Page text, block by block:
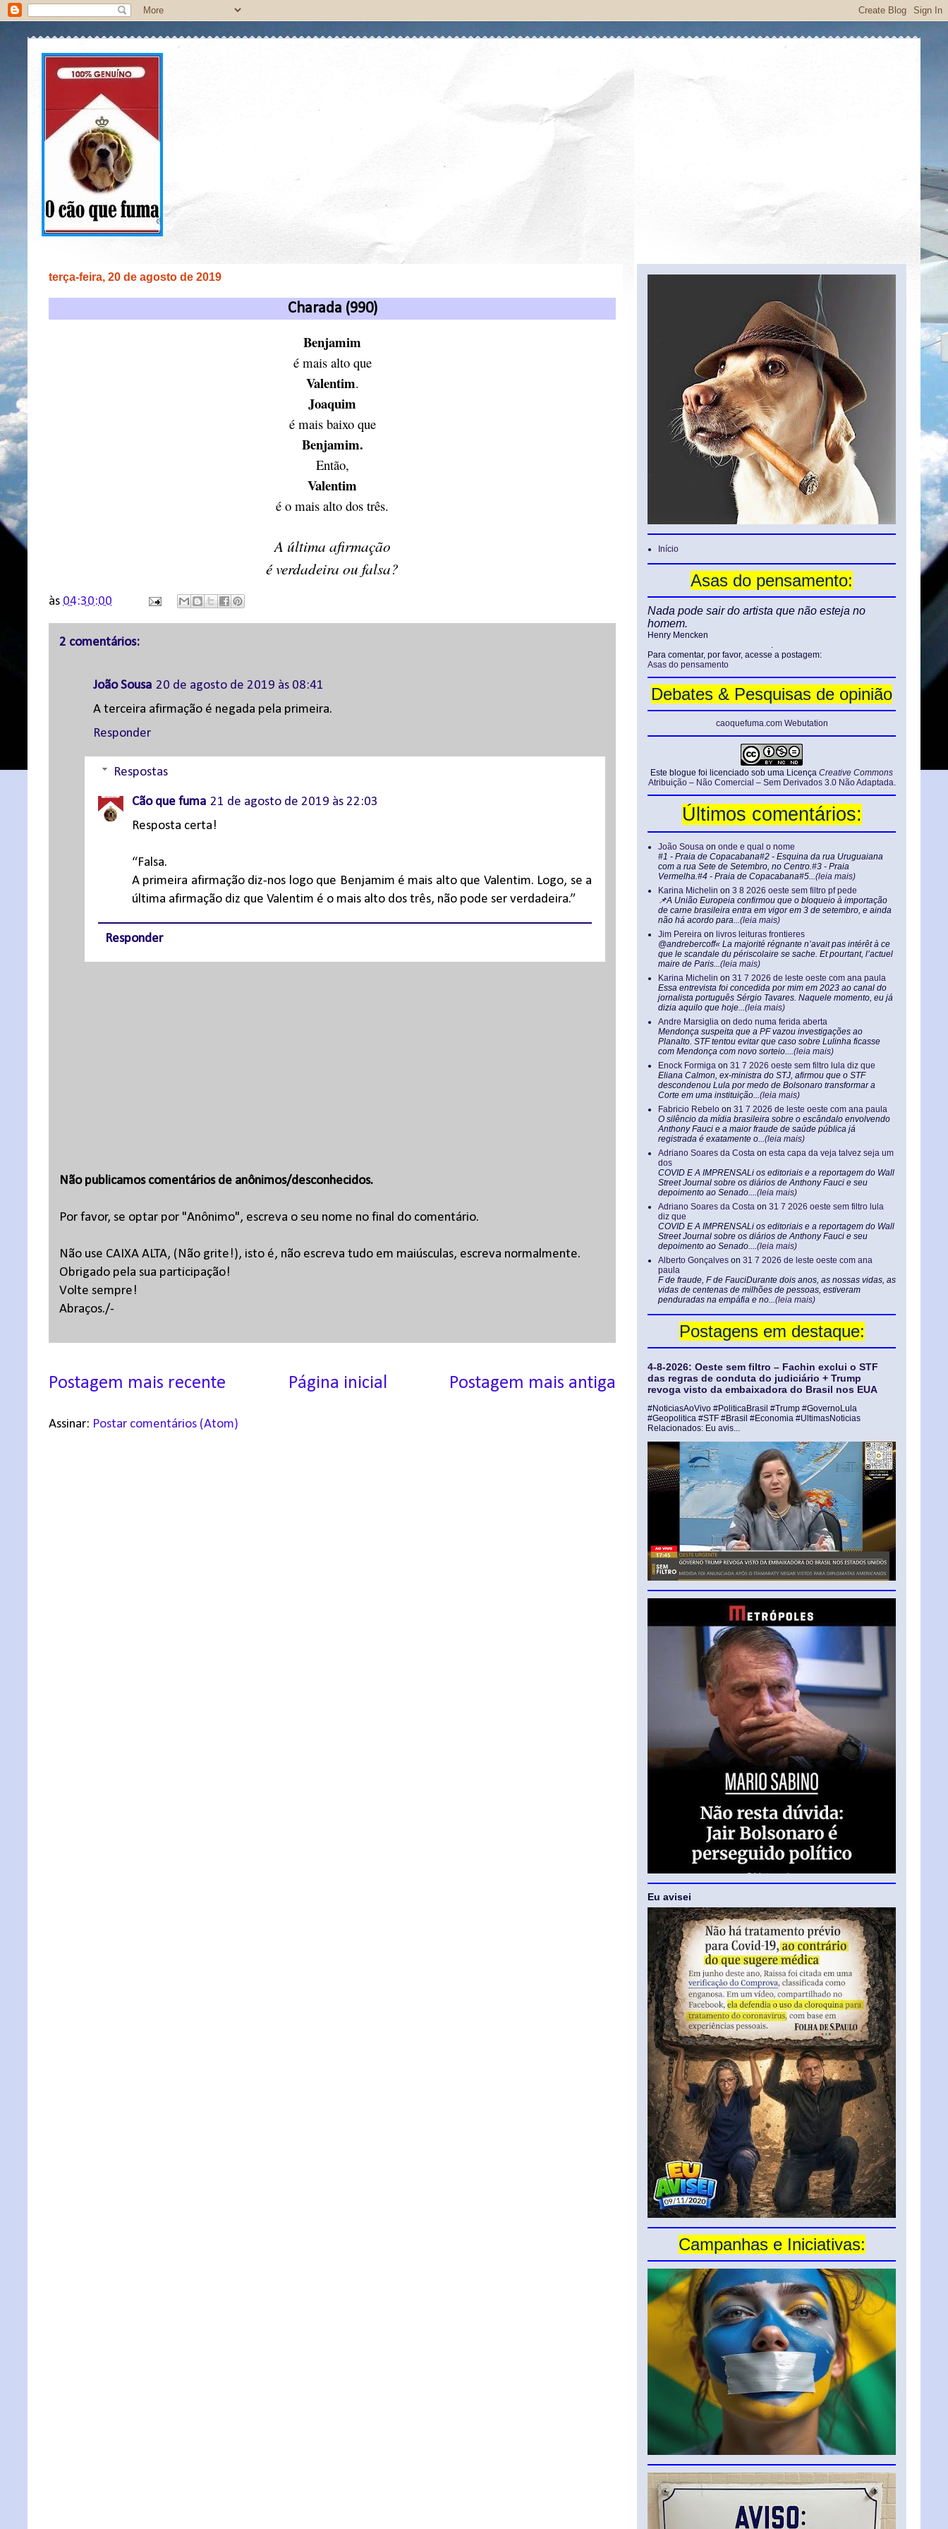
terça-feira, 20 de agosto de 2019
Charada (990)
Benjamim
é mais alto que
Valentim.
Joaquim
é mais baixo que
Benjamim.
Então,
Valentim
é o mais alto dos três.
A última afirmação
é verdadeira ou falsa?
às 04:30:00
2 comentários:
João Sousa 20 de agosto de 2019 às 08:41
A terceira afirmação é negada pela primeira.
Responder
Respostas
Cão que fuma 21 de agosto de 2019 às 22:03
Resposta certa!
“Falsa.
A primeira afirmação diz-nos logo que Benjamim é mais alto que Valentim. Logo, se a
última afirmação diz que Valentim é o mais alto dos três, não pode ser verdadeira.”
Responder
Não publicamos comentários de anônimos/desconhecidos.
Por favor, se optar por "Anônimo", escreva o seu nome no final do comentário.
Não use CAIXA ALTA, (Não grite!), isto é, não escreva tudo em maiúsculas, escreva normalmente.
Obrigado pela sua participação!
Volte sempre!
Abraços./-
Postagem mais recente Postagem mais antiga
Página inicial
Assinar: Postar comentários (Atom)
Início
Asas do pensamento:
Nada pode sair do artista que não esteja no
homem.
Henry Mencken
.
Para comentar, por favor, acesse a postagem:
Asas do pensamento
Debates & Pesquisas de opinião
caoquefuma.com Webutation
Este blogue foi licenciado sob uma Licença Creative Commons
Atribuição – Não Comercial – Sem Derivados 3.0 Não Adaptada.
Últimos comentários:
João Sousa on onde e qual o nome
#1 - Praia de Copacabana#2 - Esquina da rua Uruguaiana
com a rua Sete de Setembro, no Centro.#3 - Praia
Vermelha.#4 - Praia de Copacabana#5...(leia mais)
Karina Michelin on 3 8 2026 oeste sem filtro pf pede
📌A União Europeia confirmou que o bloqueio à importação
de carne brasileira entra em vigor em 3 de setembro, e ainda
não há acordo para...(leia mais)
Jim Pereira on livros leituras frontieres
@andrebercoff« La majorité régnante n’avait pas intérêt à ce
que le scandale du périscolaire se sache. Et pourtant, l’actuel
maire de Paris...(leia mais)
Karina Michelin on 31 7 2026 de leste oeste com ana paula
Essa entrevista foi concedida por mim em 2023 ao canal do
jornalista português Sérgio Tavares. Naquele momento, eu já
dizia aquilo que hoje...(leia mais)
Andre Marsiglia on dedo numa ferida aberta
Mendonça suspeita que a PF vazou investigações ao
Planalto. STF tentou evitar que caso sobre Lulinha ficasse
com Mendonça com novo sorteio....(leia mais)
Enock Formiga on 31 7 2026 oeste sem filtro lula diz que
Eliana Calmon, ex-ministra do STJ, afirmou que o STF
descondenou Lula por medo de Bolsonaro transformar a
Corte em uma instituição...(leia mais)
Fabricio Rebelo on 31 7 2026 de leste oeste com ana paula
O silêncio da mídia brasileira sobre o escândalo envolvendo
Anthony Fauci e a maior fraude de saúde pública já
registrada é exatamente o...(leia mais)
Adriano Soares da Costa on esta capa da veja talvez seja um
dos
COVID E A IMPRENSALi os editoriais e a reportagem do Wall
Street Journal sobre os diários de Anthony Fauci e seu
depoimento ao Senado....(leia mais)
Adriano Soares da Costa on 31 7 2026 oeste sem filtro lula
diz que
COVID E A IMPRENSALi os editoriais e a reportagem do Wall
Street Journal sobre os diários de Anthony Fauci e seu
depoimento ao Senado....(leia mais)
Alberto Gonçalves on 31 7 2026 de leste oeste com ana
paula
F de fraude, F de FauciDurante dois anos, as nossas vidas, as
vidas de centenas de milhões de pessoas, estiveram
penduradas na empáfia e no...(leia mais)
Postagens em destaque:
4-8-2026: Oeste sem filtro – Fachin exclui o STF
das regras de conduta do judiciário + Trump
revoga visto da embaixadora do Brasil nos EUA
#NoticiasAoVivo #PoliticaBrasil #Trump #GovernoLula
#Geopolitica #STF #Brasil #Economia #UltimasNoticias
Relacionados: Eu avis...
Eu avisei
Campanhas e Iniciativas: